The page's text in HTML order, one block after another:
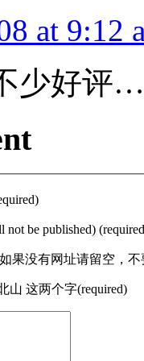
at 9:12
少好评…
not be published)
如果没有网址请留空，
山 这两个字(required)